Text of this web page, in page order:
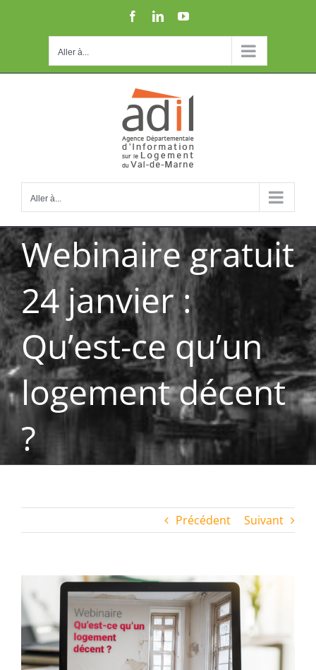
FacebookLinkedInYouTube
Aller à...
Aller à...
Webinaire gratuit
24 janvier :
Qu’est-ce qu’un
logement décent
?
Précédent Suivant
l'image
agrandie